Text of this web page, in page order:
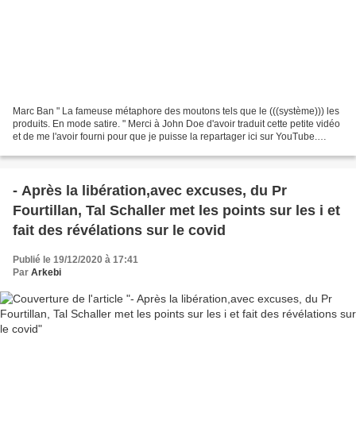
Marc Ban " La fameuse métaphore des moutons tels que le (((système))) les
produits. En mode satire. " Merci à John Doe d'avoir traduit cette petite vidéo
et de me l'avoir fourni pour que je puisse la repartager ici sur YouTube.
- Après la libération,avec excuses, du Pr
Fourtillan, Tal Schaller met les points sur les i et
fait des révélations sur le covid
Publié le 19/12/2020 à 17:41
Par Arkebi